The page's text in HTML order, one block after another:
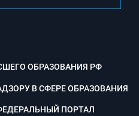
ОБРАЗОВАНИЯ РФ
В СФЕРЕ ОБРАЗОВАНИЯ
ПОРТАЛ